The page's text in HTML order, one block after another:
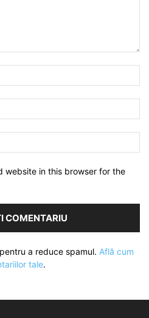
website in this browser for the
a reduce spamul. Află cum
tale.